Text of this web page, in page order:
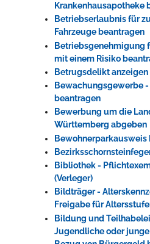
Krankenhausapotheke
Betriebserlaubnis für
Fahrzeuge beantragen
Betriebsgenehmigung
mit einem Risiko
Betrugsdelikt anzeigen
Bewachungsgewerbe
beantragen
Bewerbung um die
Württemberg abgeben
Bewohnerparkausweis
Bibliothek -
(Verleger)
Bildträger -
Freigabe für
Bildung und
Jugendliche oder